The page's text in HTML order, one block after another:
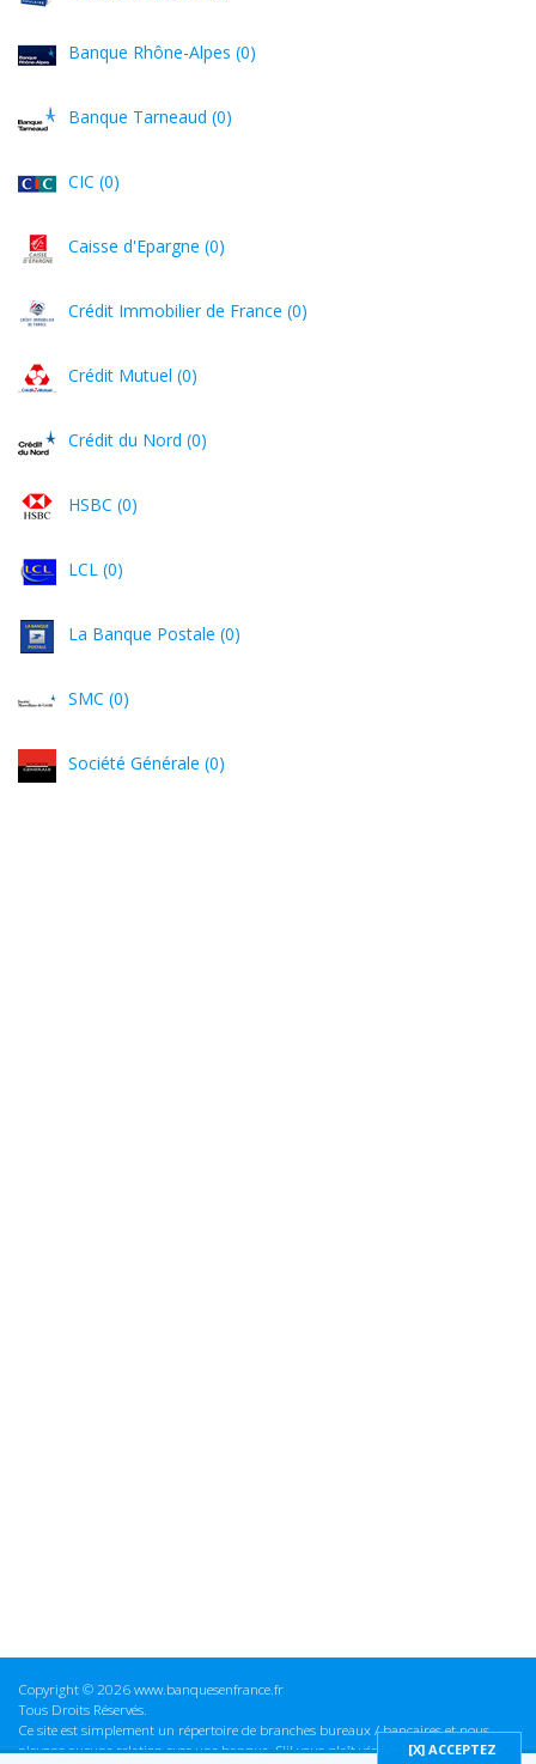
Banque Rhône-Alpes (0)
Banque Tarneaud (0)
CIC (0)
Caisse d'Epargne (0)
Crédit Immobilier de France (0)
Crédit Mutuel (0)
Crédit du Nord (0)
HSBC (0)
LCL (0)
La Banque Postale (0)
SMC (0)
Société Générale (0)
Copyright © 2026 www.banquesenfrance.fr
Tous Droits Réservés.
Ce site est simplement un répertoire de branches bureaux / bancaires et nous
n'avons aucune relation avec une banque. S'il vous plaît vérifier ces informations